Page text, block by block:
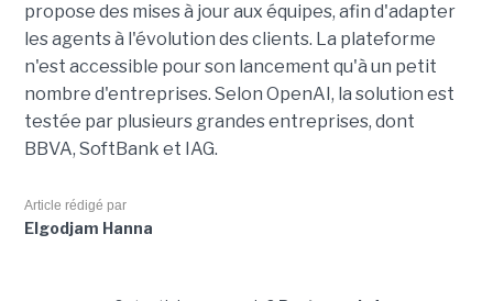
propose des mises à jour aux équipes, afin d'adapter
les agents à l'évolution des clients. La plateforme
n'est accessible pour son lancement qu'à un petit
nombre d'entreprises. Selon OpenAI, la solution est
testée par plusieurs grandes entreprises, dont
BBVA, SoftBank et IAG.
Article rédigé par
Elgodjam Hanna